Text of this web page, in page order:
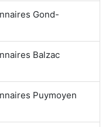
Gond-
Balzac
Puymoyen